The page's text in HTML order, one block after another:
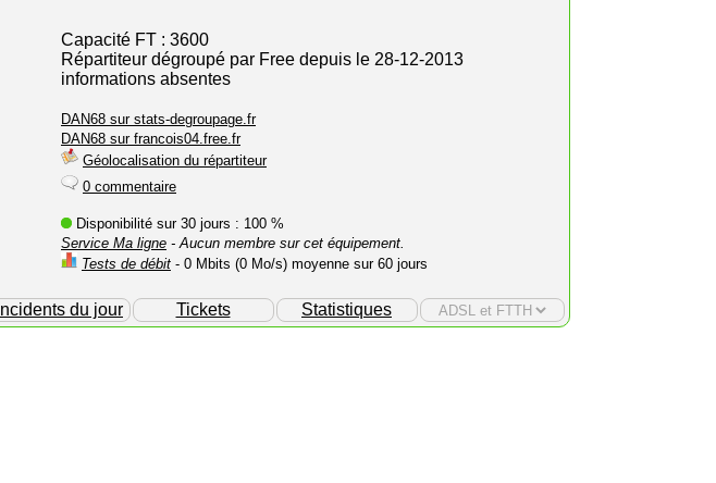
Capacité FT : 3600
Répartiteur dégroupé par Free depuis le 28-12-2013
informations absentes
DAN68 sur stats-degroupage.fr
DAN68 sur francois04.free.fr
Géolocalisation du répartiteur
0 commentaire
Disponibilité sur 30 jours : 100 %
Service Ma ligne - Aucun membre sur cet équipement.
Tests de débit - 0 Mbits (0 Mo/s) moyenne sur 60 jours
Incidents du jour Tickets Statistiques